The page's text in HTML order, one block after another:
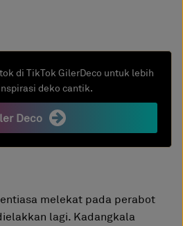
di TikTok GilerDeco untuk lebih
deko cantik.
Deco
melekat pada perabot
lagi. Kadangkala